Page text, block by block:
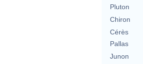
Pluton
Chiron
Cérès
Pallas
Junon